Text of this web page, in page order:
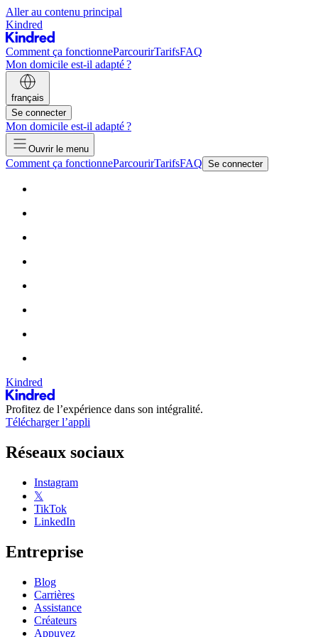
Aller au contenu principal
Kindred
Comment ça fonctionneParcourirTarifsFAQ
Mon domicile est-il adapté ?
français
Se connecter
Mon domicile est-il adapté ?
Ouvrir le menu
Comment ça fonctionneParcourirTarifsFAQ Se connecter
Kindred
Profitez de l’expérience dans son intégralité.
Télécharger l’appli
Réseaux sociaux
Instagram
𝕏
TikTok
LinkedIn
Entreprise
Blog
Carrières
Assistance
Créateurs
Appuyez